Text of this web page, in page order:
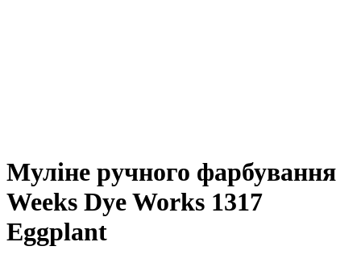
Муліне ручного фарбування
Weeks Dye Works 1317
Eggplant